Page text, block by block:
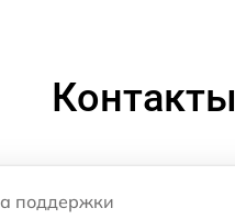
Контакты
поддержки